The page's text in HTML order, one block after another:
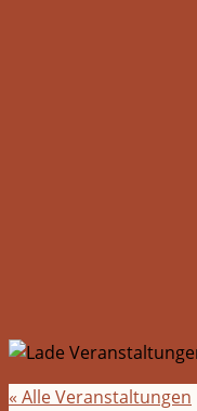
« Alle Veranstaltungen